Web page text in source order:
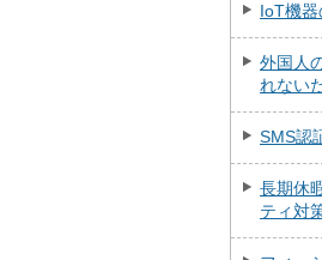
IoT機
外国人
れない
SMS認
長期休
ティ対